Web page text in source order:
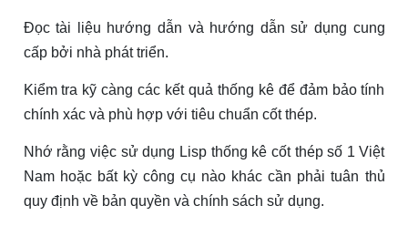
Đọc tài liệu hướng dẫn và hướng dẫn sử dụng cung
cấp bởi nhà phát triển.
Kiểm tra kỹ càng các kết quả thống kê để đảm bảo tính
chính xác và phù hợp với tiêu chuẩn cốt thép.
Nhớ rằng việc sử dụng Lisp thống kê cốt thép số 1 Việt
Nam hoặc bất kỳ công cụ nào khác cần phải tuân thủ
quy định về bản quyền và chính sách sử dụng.